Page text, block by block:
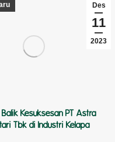
Des
11
2023
Kesuksesan PT Astra
Tbk di Industri Kelapa